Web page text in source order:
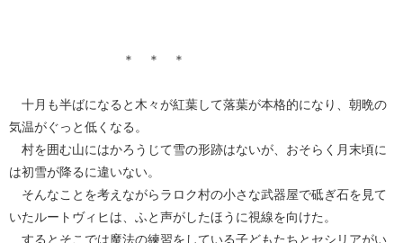
＊ ＊ ＊
十月も半ばになると木々が紅葉して落葉が本格的になり、朝晩の
気温がぐっと低くなる。
村を囲む山にはかろうじて雪の形跡はないが、おそらく月末頃に
は初雪が降るに違いない。
そんなことを考えながらラロク村の小さな武器屋で砥ぎ石を見て
いたルートヴィヒは、ふと声がしたほうに視線を向けた。
するとそこでは魔法の練習をしている子どもたちとセシリアがい